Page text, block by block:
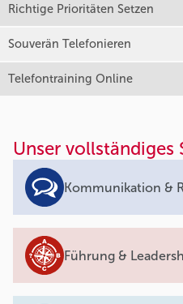
Richtige Prioritäten Setzen
Souverän Telefonieren
Telefontraining Online
Unser vollständiges
Kommunikation &
Führung &